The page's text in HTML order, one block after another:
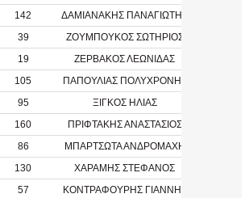
142 ΔΑΜΙΑΝΑΚΗΣ ΠΑΝΑΓΙΩΤΗΣ
39
ΖΟΥΜΠΟΥΚΟΣ ΣΩΤΗΡΙΟΣ
19
ΖΕΡΒΑΚΟΣ ΛΕΩΝΙΔΑΣ
105
ΠΑΠΟΥΛΙΑΣ ΠΟΛΥΧΡΟΝΗΣ
95
ΞΙΓΚΟΣ ΗΛΙΑΣ
160 ΠΡΙΦΤΑΚΗΣ ΑΝΑΣΤΑΣΙΟΣ
86
ΜΠΑΡΤΣΩΤΑ ΑΝΔΡΟΜΑΧΗ
130 ΧΑΡΑΜΗΣ ΣΤΕΦΑΝΟΣ
57 ΚΟΝΤΡΑΦΟΥΡΗΣ ΓΙΑΝΝΗΣ